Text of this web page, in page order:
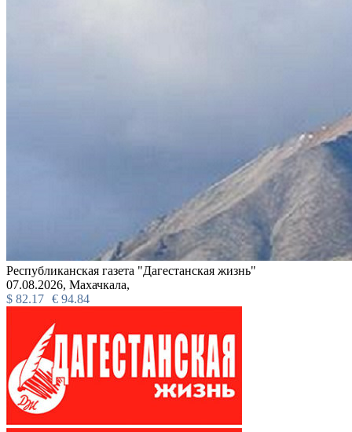
Республиканская газета "Дагестанская жизнь"
07.08.2026, Махачкала,
$ 82.17 € 94.84